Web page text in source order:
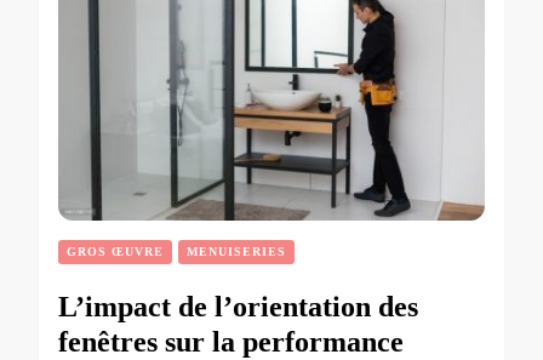
GROS ŒUVRE MENUISERIES
L’impact de l’orientation des
fenêtres sur la performance